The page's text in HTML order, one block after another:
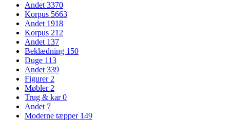
Andet3370
Korpus 5663
Andet 1918
Korpus 212
Andet 137
Beklædning 150
Duge 113
Andet339
Figurer2
Møbler2
Trug & kar0
Andet 7
Moderne tæpper 149